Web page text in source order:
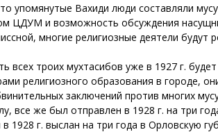
упомянутые Вахиди люди составляли
ЦДУМ и возможность обсуждения
многие религиозные деятели будут
всех троих мухтасибов уже в 1927 г.
религиозного образования в городе,
заключений против многих
все же был отправлен в 1928 г. на три
1928 г. выслан на три года в Орловскую